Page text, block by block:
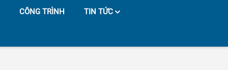
CÔNG TRÌNH TIN TỨC